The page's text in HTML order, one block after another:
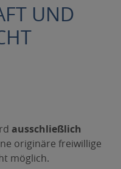
UND
ausschließlich
originäre freiwillige
möglich.